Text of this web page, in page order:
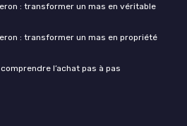
: transformer un mas en véritable
: transformer un mas en propriété
l’achat pas à pas